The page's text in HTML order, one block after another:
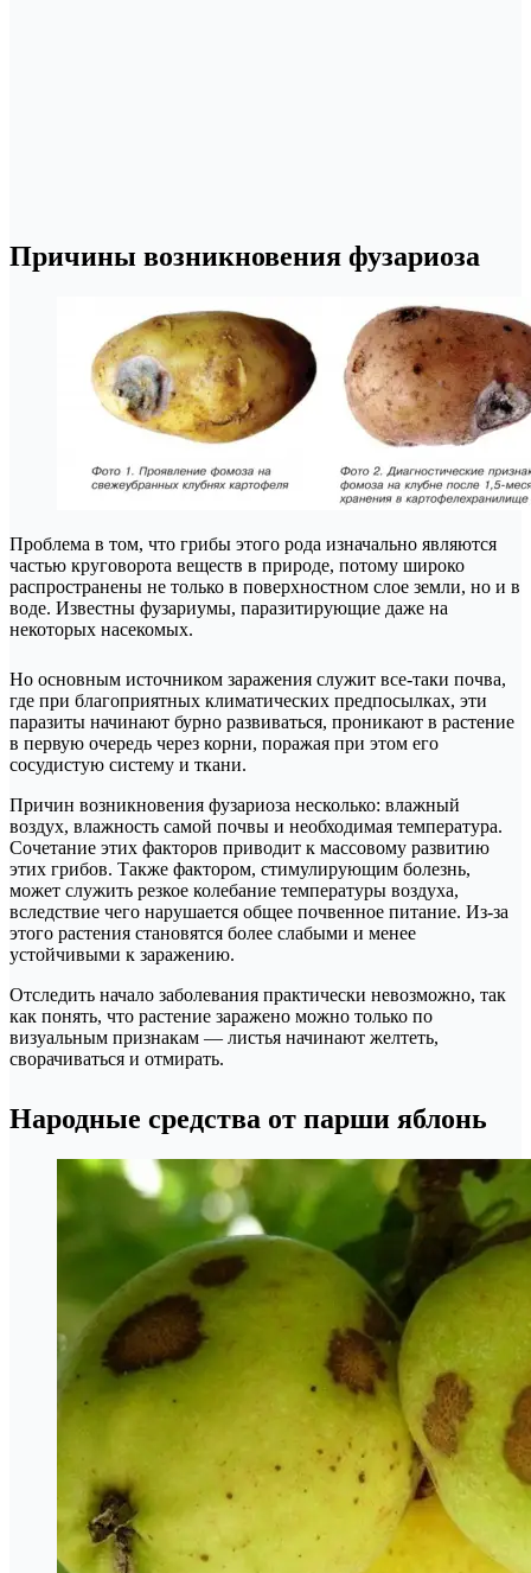
Причины возникновения фузариоза
Проблема в том, что грибы этого рода изначально являются
частью круговорота веществ в природе, потому широко
распространены не только в поверхностном слое земли, но и в
воде. Известны фузариумы, паразитирующие даже на
некоторых насекомых.
Но основным источником заражения служит все-таки почва,
где при благоприятных климатических предпосылках, эти
паразиты начинают бурно развиваться, проникают в растение
в первую очередь через корни, поражая при этом его
сосудистую систему и ткани.
Причин возникновения фузариоза несколько: влажный
воздух, влажность самой почвы и необходимая температура.
Сочетание этих факторов приводит к массовому развитию
этих грибов. Также фактором, стимулирующим болезнь,
может служить резкое колебание температуры воздуха,
вследствие чего нарушается общее почвенное питание. Из-за
этого растения становятся более слабыми и менее
устойчивыми к заражению.
Отследить начало заболевания практически невозможно, так
как понять, что растение заражено можно только по
визуальным признакам — листья начинают желтеть,
сворачиваться и отмирать.
Народные средства от парши яблонь